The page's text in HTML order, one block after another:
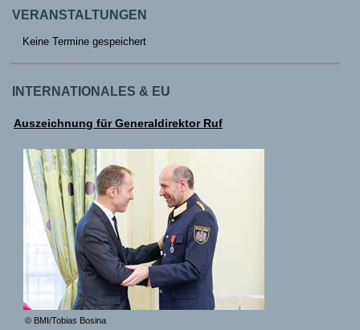
VERANSTALTUNGEN
Keine Termine gespeichert
INTERNATIONALES & EU
Auszeichnung für Generaldirektor Ruf
© BMI/Tobias Bosina